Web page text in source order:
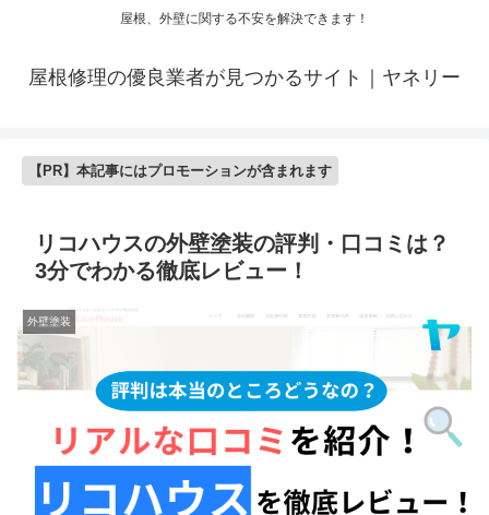
屋根、外壁に関する不安を解決できます！
屋根修理の優良業者が見つかるサイト｜ヤネリー
【PR】本記事にはプロモーションが含まれます
リコハウスの外壁塗装の評判・口コミは？
3分でわかる徹底レビュー！
外壁塗装